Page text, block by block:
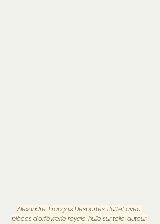
Alexandre-François Desportes, Buffet avec
pièces d’orfèvrerie royale, huile sur toile, autour